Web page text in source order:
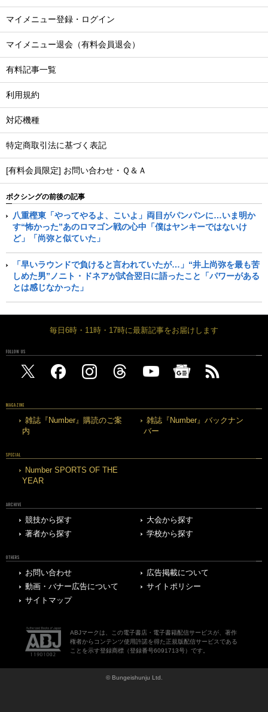
マイメニュー登録・ログイン
マイメニュー退会（有料会員退会）
有料記事一覧
利用規約
対応機種
特定商取引法に基づく表記
[有料会員限定] お問い合わせ・Ｑ＆Ａ
ボクシングの前後の記事
八重樫東「やってやるよ、こいよ」両目がパンパンに…いま明か
す“怖かった”あのロマゴン戦の心中「僕はヤンキーではないけ
ど」「尚弥と似ていた」
「早いラウンドで負けると言われていたが…」“井上尚弥を最も苦
しめた男”ノニト・ドネアが試合翌日に語ったこと「パワーがある
とは感じなかった」
毎日6時・11時・17時に最新記事をお届けします
FOLLOW US
MAGAZINE
雑誌『Number』購読のご案
内
雑誌『Number』バックナン
バー
SPECIAL
Number SPORTS OF THE
YEAR
ARCHIVE
競技から探す
大会から探す
著者から探す
学校から探す
OTHERS
お問い合わせ
広告掲載について
動画・バナー広告について
サイトポリシー
サイトマップ
ABJマークは、この電子書店・電子書籍配信サービスが、著作
権者からコンテンツ使用許諾を得た正規版配信サービスである
ことを示す登録商標（登録番号6091713号）です。
© Bungeishunju Ltd.